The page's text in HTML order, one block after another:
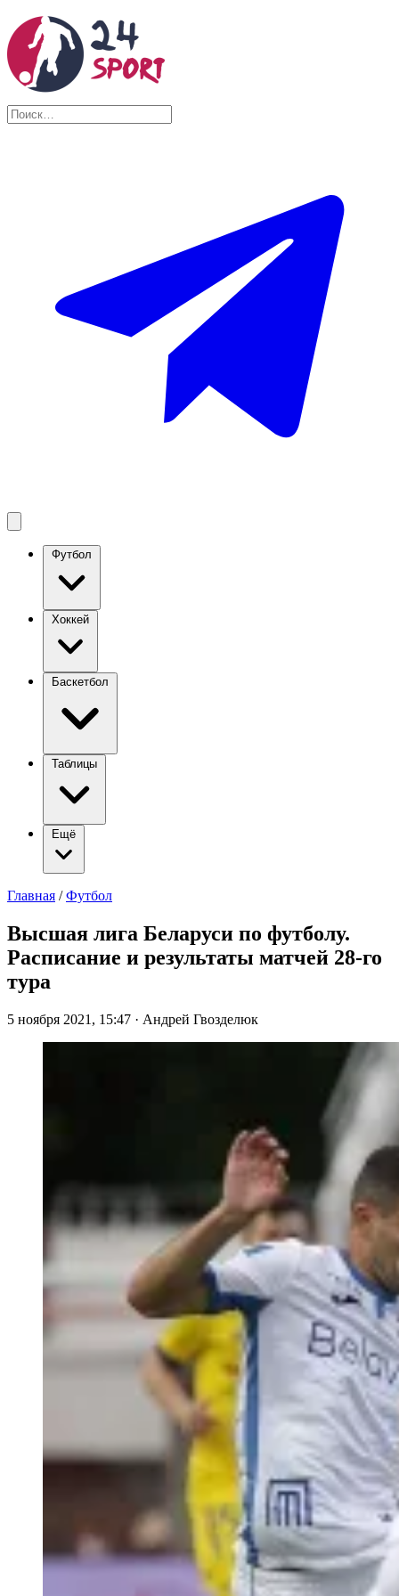
Футбол
Хоккей
Баскетбол
Таблицы
Ещё
Главная / Футбол
Высшая лига Беларуси по футболу.
Расписание и результаты матчей 28-го
тура
5 ноября 2021, 15:47 · Андрей Гвозделюк